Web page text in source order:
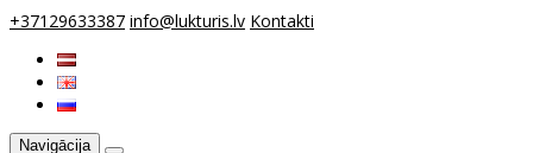
+37129633387 info@lukturis.lv Kontakti
Navigācija